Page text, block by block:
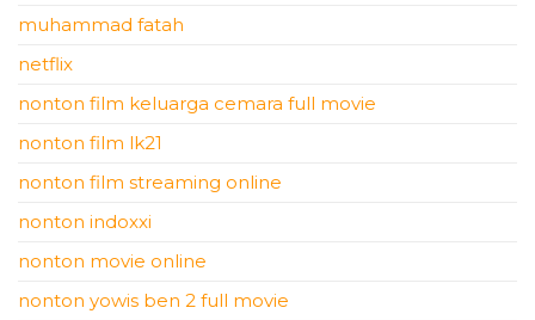
muhammad fatah
netflix
nonton film keluarga cemara full movie
nonton film lk21
nonton film streaming online
nonton indoxxi
nonton movie online
nonton yowis ben 2 full movie